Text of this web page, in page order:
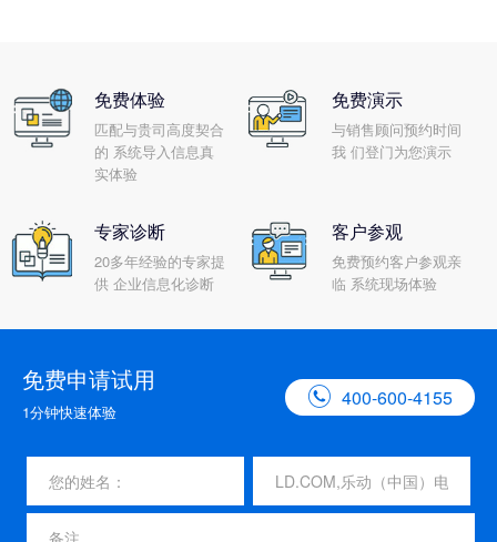
免费体验
匹配与贵司高度契合
的 系统导入信息真
实体验
免费演示
与销售顾问预约时间
我 们登门为您演示
专家诊断
20多年经验的专家提
供 企业信息化诊断
客户参观
免费预约客户参观亲
临 系统现场体验
免费申请试用
1分钟快速体验
 400-600-4155